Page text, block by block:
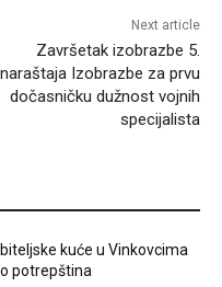
Next article
Završetak izobrazbe 5.
naraštaja Izobrazbe za prvu
dočasničku dužnost vojnih
specijalista
kuće u Vinkovcima
potrepština